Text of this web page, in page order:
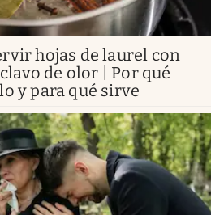
hojas de laurel con
de olor | Por qué
y para qué sirve